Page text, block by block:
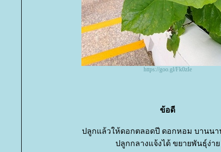
https://goo.gl/Fk0zIe
ข้อดี
ปลูกแล้วให้ดอกตลอดปี ดอกหอม บานน
ปลูกกลางแจ้งได้ ขยายพันธุ์ง่า